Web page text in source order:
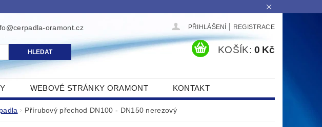
oramont.cz PŘIHLÁŠENÍ REGISTRACE
KOŠÍK: 0 Kč
WEBOVÉ STRÁNKY ORAMONT KONTAKT
Přírubový přechod DN100 - DN150 nerezový